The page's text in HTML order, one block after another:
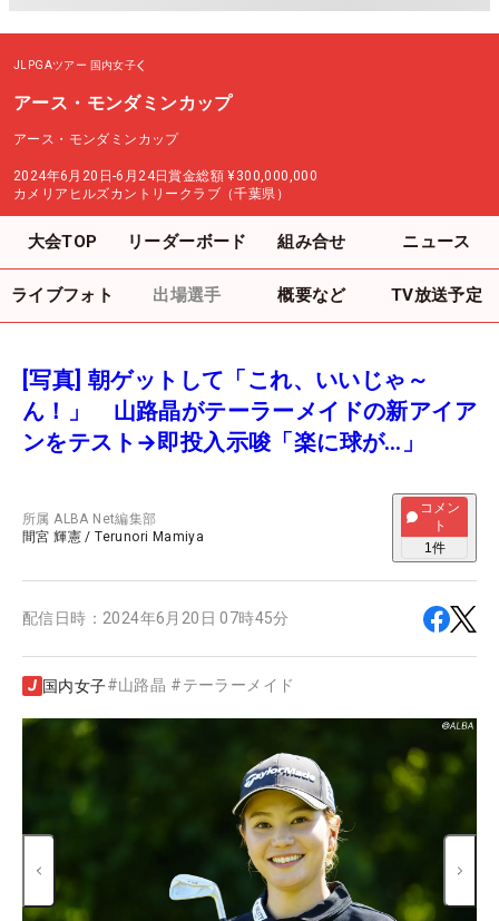
JLPGAツアー 国内女子
アース・モンダミンカップ
アース・モンダミンカップ
2024年6月20日-6月24日賞金総額 ¥300,000,000
カメリアヒルズカントリークラブ（千葉県）
大会TOP リーダーボード 組み合せ ニュース
ライブフォト 出場選手 概要など TV放送予定
[写真] 朝ゲットして「これ、いいじゃ～
ん！」 山路晶がテーラーメイドの新アイア
ンをテスト→即投入示唆「楽に球が…」
所属ALBA Net編集部
間宮 輝憲 /Terunori Mamiya
コメン
ト
1件
配信日時： 2024年6月20日 07時45分
国内女子#山路晶 #テーラーメイド